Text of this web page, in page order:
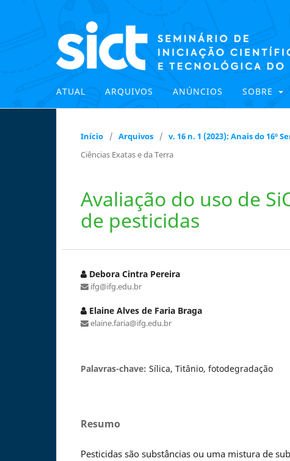
ATUAL ARQUIVOS ANÚNCIOS SOBRE
Início / Arquivos / v. 16 n. 1 (2023): Anais do 16º
Ciências Exatas e da Terra
Avaliação do uso de
de pesticidas
Debora Cintra Pereira
ifg@ifg.edu.br
Elaine Alves de Faria Braga
elaine.faria@ifg.edu.br
Palavras-chave: Sílica, Titânio, fotodegradação
Resumo
Pesticidas são substâncias ou uma mistura de